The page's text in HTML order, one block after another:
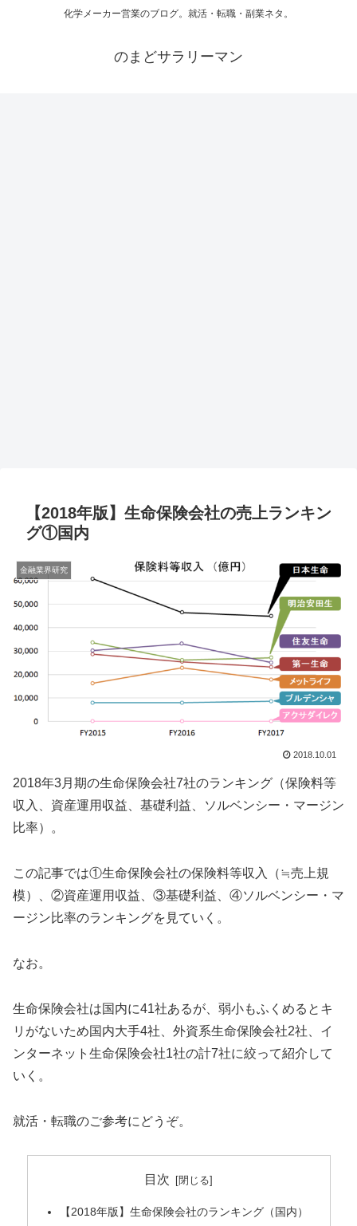
化学メーカー営業のブログ。就活・転職・副業ネタ。
のまどサラリーマン
【2018年版】生命保険会社の売上ランキン
グ①国内
金融業界研究
2018.10.01
2018年3月期の生命保険会社7社のランキング（保険料等
収入、資産運用収益、基礎利益、ソルベンシー・マージン
比率）。
この記事では①生命保険会社の保険料等収入（≒売上規
模）、②資産運用収益、③基礎利益、④ソルベンシー・マ
ージン比率のランキングを見ていく。
なお。
生命保険会社は国内に41社あるが、弱小もふくめるとキ
リがないため国内大手4社、外資系生命保険会社2社、イ
ンターネット生命保険会社1社の計7社に絞って紹介して
いく。
就活・転職のご参考にどうぞ。
目次
【2018年版】生命保険会社のランキング（国内）